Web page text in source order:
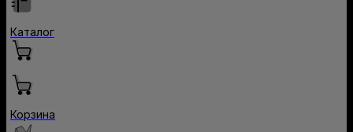
Каталог
Корзина